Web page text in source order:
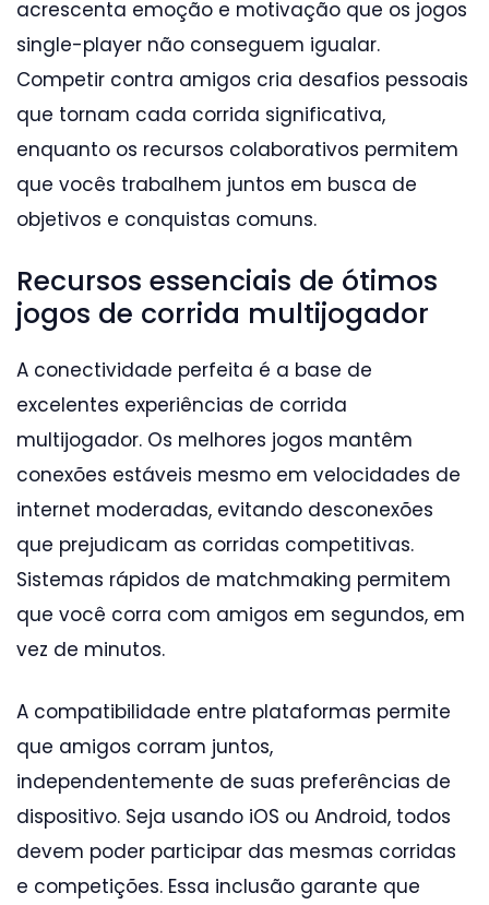
acrescenta emoção e motivação que os jogos
single-player não conseguem igualar.
Competir contra amigos cria desafios pessoais
que tornam cada corrida significativa,
enquanto os recursos colaborativos permitem
que vocês trabalhem juntos em busca de
objetivos e conquistas comuns.
Recursos essenciais de ótimos
jogos de corrida multijogador
A conectividade perfeita é a base de
excelentes experiências de corrida
multijogador. Os melhores jogos mantêm
conexões estáveis mesmo em velocidades de
internet moderadas, evitando desconexões
que prejudicam as corridas competitivas.
Sistemas rápidos de matchmaking permitem
que você corra com amigos em segundos, em
vez de minutos.
A compatibilidade entre plataformas permite
que amigos corram juntos,
independentemente de suas preferências de
dispositivo. Seja usando iOS ou Android, todos
devem poder participar das mesmas corridas
e competições. Essa inclusão garante que